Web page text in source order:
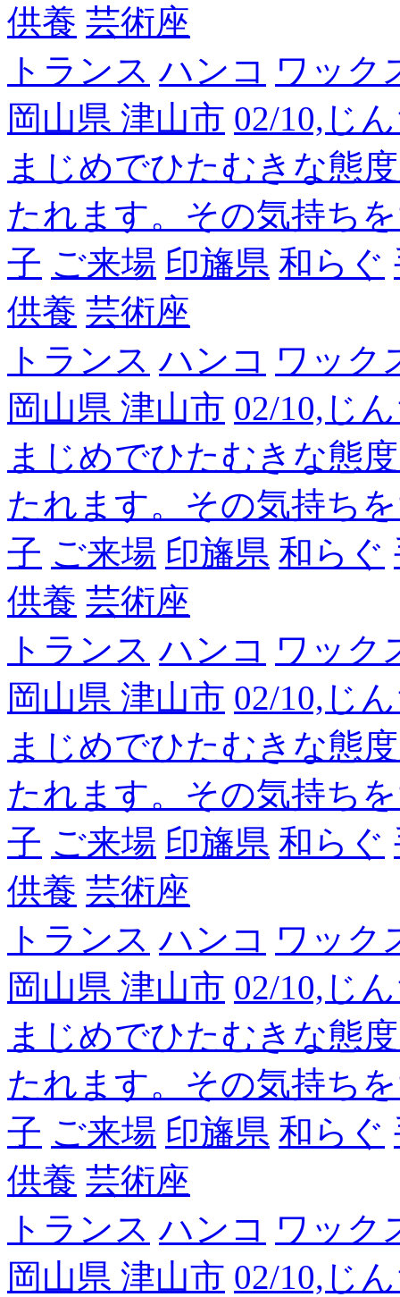
供養 芸術座
トランス ハンコ ワック
岡山県 津山市 02/10,じ
まじめでひたむきな態
たれます。その気持ち
子 ご来場 印旛県 和らぐ
供養 芸術座
トランス ハンコ ワック
岡山県 津山市 02/10,じ
まじめでひたむきな態
たれます。その気持ち
子 ご来場 印旛県 和らぐ
供養 芸術座
トランス ハンコ ワック
岡山県 津山市 02/10,じ
まじめでひたむきな態
たれます。その気持ち
子 ご来場 印旛県 和らぐ
供養 芸術座
トランス ハンコ ワック
岡山県 津山市 02/10,じ
まじめでひたむきな態
たれます。その気持ち
子 ご来場 印旛県 和らぐ
供養 芸術座
トランス ハンコ ワック
岡山県 津山市 02/10,じ